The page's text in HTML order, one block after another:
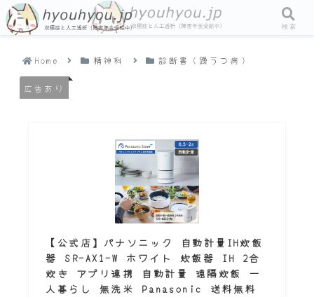
Home 精神科 診断書（躁うつ病）
広告あり
【公式店】パナソニック 自動計量IH炊飯
器 SR-AX1-W ホワイト 炊飯器 IH 2合
炊き アプリ連携 自動計量 遠隔炊飯 一
人暮らし 無洗米 Panasonic 送料無料
メニュー 検索